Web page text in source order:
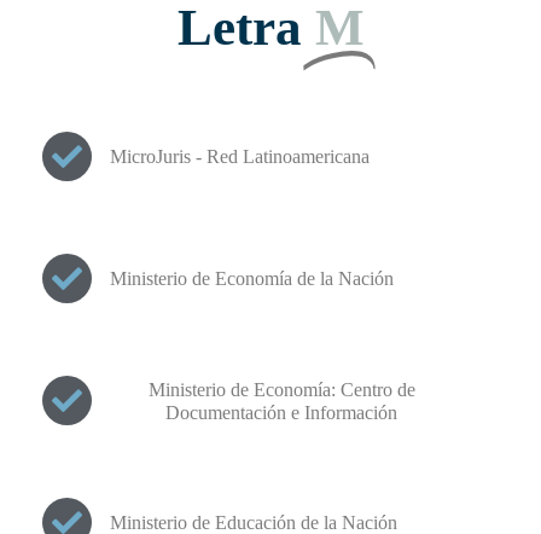
Letra M
MicroJuris - Red Latinoamericana
Ministerio de Economía de la Nación
Ministerio de Economía: Centro de
Documentación e Información
Ministerio de Educación de la Nación